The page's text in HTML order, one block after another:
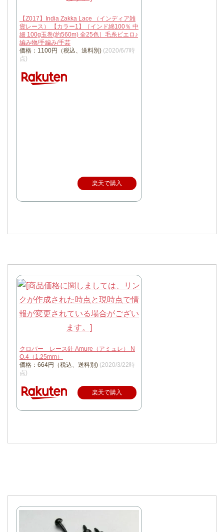
【Z017】India Zakka Lace （インディア雑
貨レース） 【カラー1】［インド綿100％ 中
細 100g玉巻(約560m) 全25色］毛糸ピエロ♪
編み物/手編み/手芸
価格：1100円（税込、送料別) (2020/6/7時
点)
楽天で購入
クロバー レース針 Amure（アミュレ） N
O.4（1.25mm）
価格：664円（税込、送料別) (2020/3/22時
点)
楽天で購入